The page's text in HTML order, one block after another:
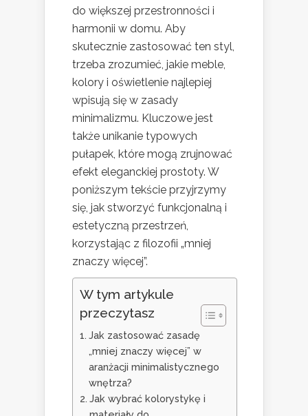
do większej przestronności i
harmonii w domu. Aby
skutecznie zastosować ten styl,
trzeba zrozumieć, jakie meble,
kolory i oświetlenie najlepiej
wpisują się w zasady
minimalizmu. Kluczowe jest
także unikanie typowych
pułapek, które mogą zrujnować
efekt eleganckiej prostoty. W
poniższym tekście przyjrzymy
się, jak stworzyć funkcjonalną i
estetyczną przestrzeń,
korzystając z filozofii „mniej
znaczy więcej”.
W tym artykule
przeczytasz
Jak zastosować zasadę
„mniej znaczy więcej” w
aranżacji minimalistycznego
wnętrza?
Jak wybrać kolorystykę i